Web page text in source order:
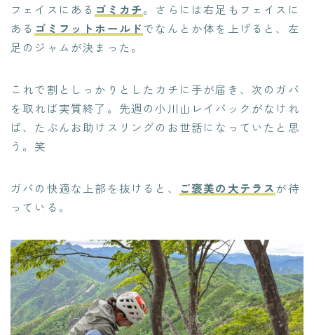
フェイスにある ゴミカチ。さらには右足もフェイスに
ある ゴミフットホールドでなんとか体を上げると、左
足のジャムが決まった。
これで割としっかりとしたカチに手が届き、次のガバ
を取れば実質終了。先週の小川山レイバックがなけれ
ば、たぶんお助けスリングのお世話になっていたと思
う。笑
ガバの快適な上部を抜けると、 ご褒美の大テラス が待
っている。